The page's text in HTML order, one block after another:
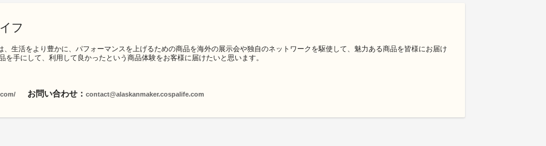
フ
、生活をより豊かに、パフォーマンスを上げるための商品を海外の展示会や独自のネットワークを駆使して、魅力ある商品を皆様にお届け
を手にして、利用して良かったという商品体験をお客様に届けたいと思います。
お問い合わせ： contact@alaskanmaker.cospalife.com